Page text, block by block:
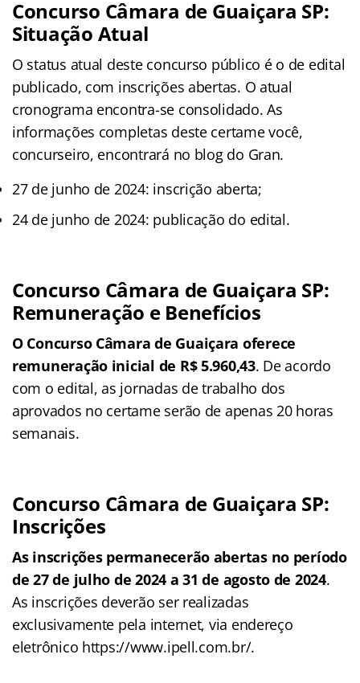
Concurso Câmara de Guaiçara SP:
Situação Atual
O status atual deste concurso público é o de edital
publicado, com inscrições abertas. O atual
cronograma encontra-se consolidado. As
informações completas deste certame você,
concurseiro, encontrará no blog do Gran.
27 de junho de 2024: inscrição aberta;
24 de junho de 2024: publicação do edital.
Concurso Câmara de Guaiçara SP:
Remuneração e Benefícios
O Concurso Câmara de Guaiçara oferece
remuneração inicial de R$ 5.960,43. De acordo
com o edital, as jornadas de trabalho dos
aprovados no certame serão de apenas 20 horas
semanais.
Concurso Câmara de Guaiçara SP:
Inscrições
As inscrições permanecerão abertas no período
de 27 de julho de 2024 a 31 de agosto de 2024.
As inscrições deverão ser realizadas
exclusivamente pela internet, via endereço
eletrônico https://www.ipell.com.br/.